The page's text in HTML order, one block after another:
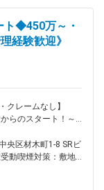
・
ックやアクセス解
プデートを行いま
ネス支店やUI/UXの
させていただきたい
い開発ができる環境
きる ・入社時から
仕事に取り組める
ネットなど、生活
ートや代行サービス
い会社ですが、既
ト◆450万～・
経験歓迎》
クレームなし】
らのスタート！～
展開をしている会社
してウォーターサ
す。 ■業務内
れているお客様向
央区材木町1-8 SRビ
動喫煙対策：敷地